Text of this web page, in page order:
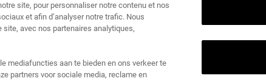
site, pour personnaliser notre contenu et nos
et afin d’analyser notre trafic. Nous
avec nos partenaires analytiques,
mediafuncties aan te bieden en ons verkeer te
partners voor sociale media, reclame en